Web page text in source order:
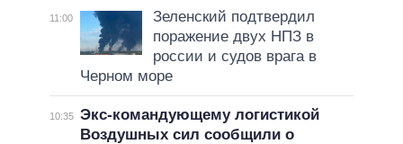
11:00
Зеленский подтвердил
поражение двух НПЗ в
россии и судов врага в
Черном море
10:35 Экс-командующему логистикой
Воздушных сил сообщили о